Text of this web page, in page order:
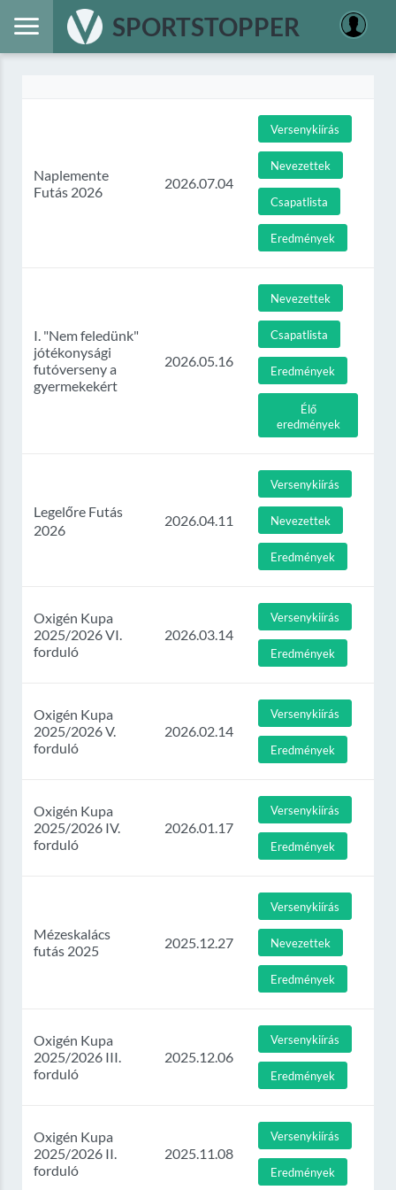
SPORTSTOPPER
Naplemente
Futás 2026
2026.07.04
Versenykiírás
Nevezettek
Csapatlista
Eredmények
I. "Nem feledünk"
jótékonysági
futóverseny a
gyermekekért
2026.05.16
Nevezettek
Csapatlista
Eredmények
Élő
eredmények
Legelőre Futás
2026
2026.04.11
Versenykiírás
Nevezettek
Eredmények
Oxigén Kupa
2025/2026 VI.
forduló
2026.03.14
Versenykiírás
Eredmények
Oxigén Kupa
2025/2026 V.
forduló
2026.02.14
Versenykiírás
Eredmények
Oxigén Kupa
2025/2026 IV.
forduló
2026.01.17
Versenykiírás
Eredmények
Mézeskalács
futás 2025
2025.12.27
Versenykiírás
Nevezettek
Eredmények
Oxigén Kupa
2025/2026 III.
forduló
2025.12.06
Versenykiírás
Eredmények
Oxigén Kupa
2025/2026 II.
forduló
2025.11.08
Versenykiírás
Eredmények